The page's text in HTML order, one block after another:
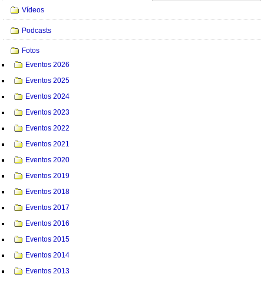
Navegação
Vídeos
Podcasts
Fotos
Eventos 2026
Eventos 2025
Eventos 2024
Eventos 2023
Eventos 2022
Eventos 2021
Eventos 2020
Eventos 2019
Eventos 2018
Eventos 2017
Eventos 2016
Eventos 2015
Eventos 2014
Eventos 2013